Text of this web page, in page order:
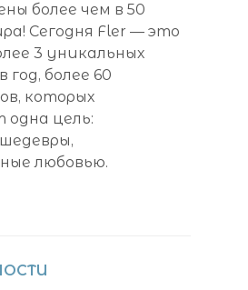
более чем в 50
Сегодня Fler — это
3 уникальных
год, более 60
которых
одна цель:
любовью.